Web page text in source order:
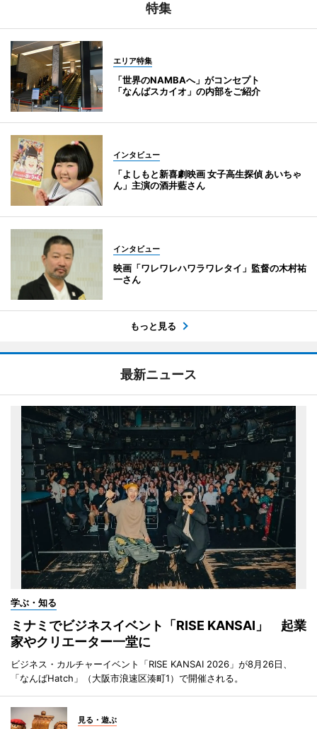
特集
エリア特集
「世界のNAMBAへ」がコンセプト
「なんばスカイオ」の内部をご紹介
インタビュー
「よしもと新喜劇映画 女子高生探偵 あいちゃ
ん」主演の酒井藍さん
インタビュー
映画「ワレワレハワラワレタイ」監督の木村祐
一さん
もっと見る
最新ニュース
学ぶ・知る
ミナミでビジネスイベント「RISE KANSAI」 起業
家やクリエーター一堂に
ビジネス・カルチャーイベント「RISE KANSAI 2026」が8月26日、
「なんばHatch」（大阪市浪速区湊町1）で開催される。
見る・遊ぶ